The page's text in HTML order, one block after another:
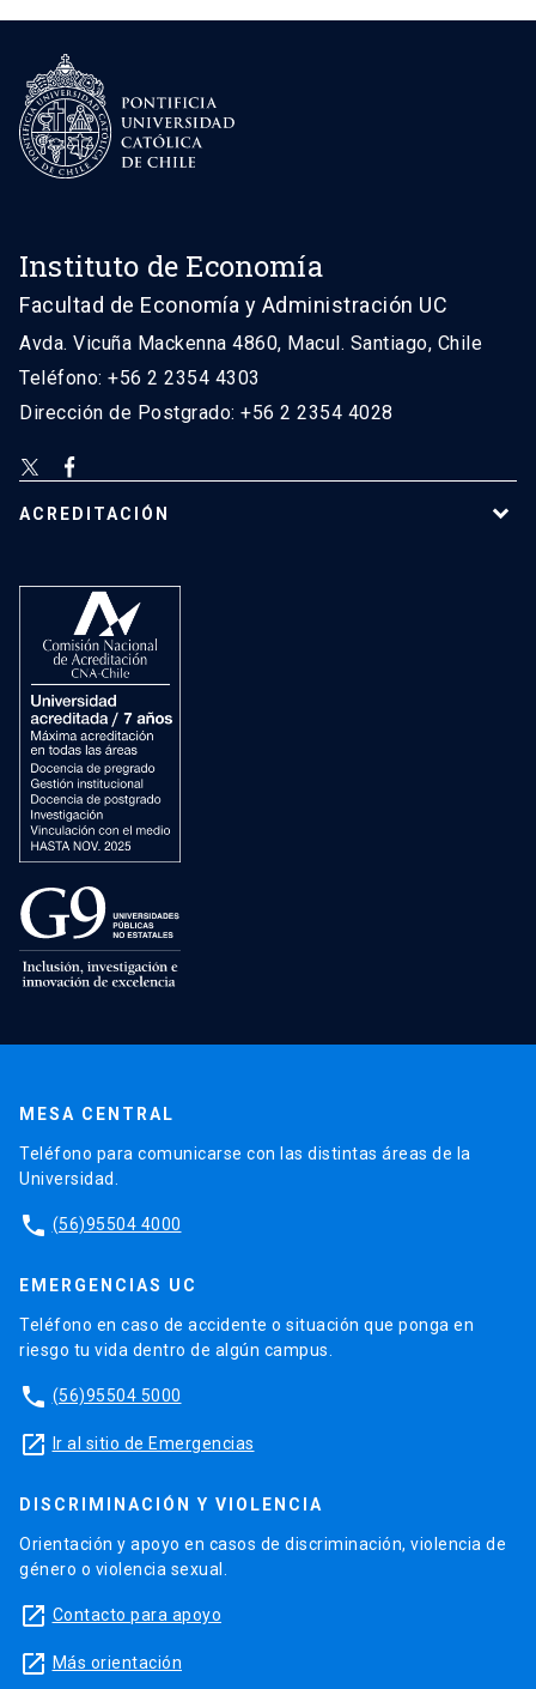
Instituto de Economía
Facultad de Economía y Administración UC
Avda. Vicuña Mackenna 4860, Macul. Santiago, Chile
Teléfono: +56 2 2354 4303
Dirección de Postgrado: +56 2 2354 4028
ACREDITACIÓN
MESA CENTRAL
Teléfono para comunicarse con las distintas áreas de la
Universidad.
phone (56)95504 4000
EMERGENCIAS UC
Teléfono en caso de accidente o situación que ponga en
riesgo tu vida dentro de algún campus.
phone (56)95504 5000
launch Ir al sitio de Emergencias
DISCRIMINACIÓN Y VIOLENCIA
Orientación y apoyo en casos de discriminación, violencia de
género o violencia sexual.
launch Contacto para apoyo
launch Más orientación